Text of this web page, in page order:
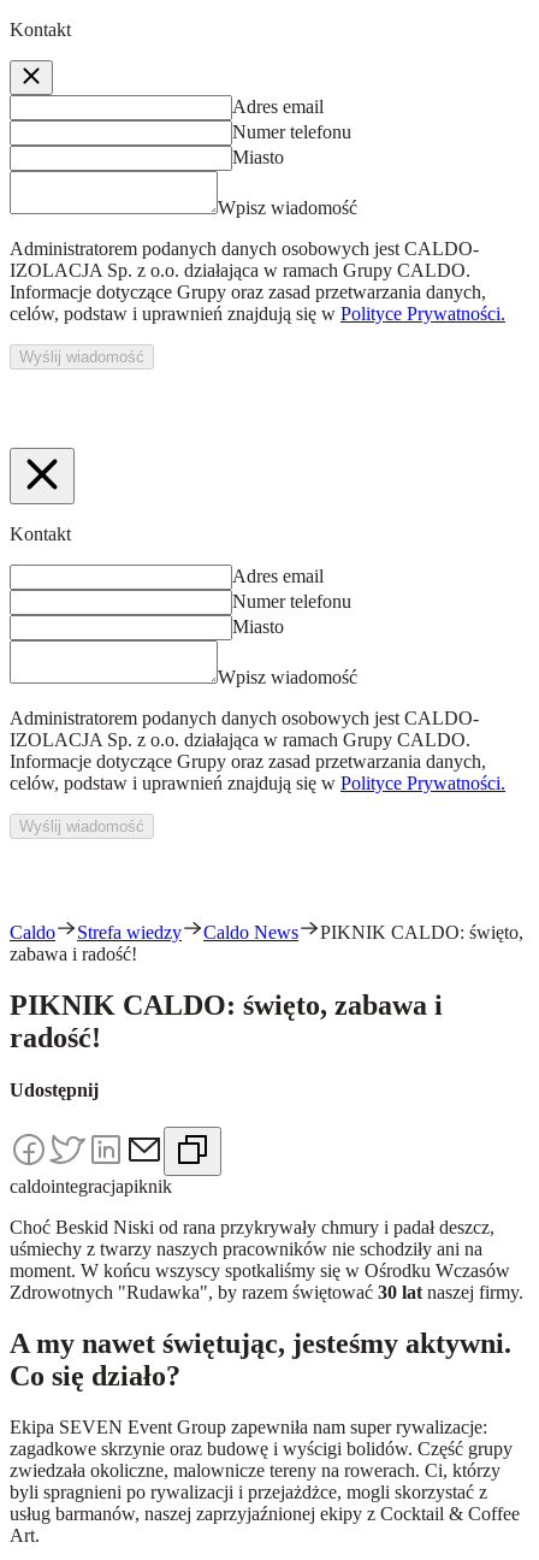
Kontakt
Adres email
Numer telefonu
Miasto
Wpisz wiadomość
Administratorem podanych danych osobowych jest CALDO-
IZOLACJA Sp. z o.o. działająca w ramach Grupy CALDO.
Informacje dotyczące Grupy oraz zasad przetwarzania danych,
celów, podstaw i uprawnień znajdują się w Polityce Prywatności.
Wyślij wiadomość
Kontakt
Adres email
Numer telefonu
Miasto
Wpisz wiadomość
Administratorem podanych danych osobowych jest CALDO-
IZOLACJA Sp. z o.o. działająca w ramach Grupy CALDO.
Informacje dotyczące Grupy oraz zasad przetwarzania danych,
celów, podstaw i uprawnień znajdują się w Polityce Prywatności.
Wyślij wiadomość
Caldo Strefa wiedzy Caldo News
PIKNIK CALDO: święto,
zabawa i radość!
PIKNIK CALDO: święto, zabawa i
radość!
Udostępnij
caldointegracjapiknik
Choć Beskid Niski od rana przykrywały chmury i padał deszcz,
uśmiechy z twarzy naszych pracowników nie schodziły ani na
moment. W końcu wszyscy spotkaliśmy się w Ośrodku Wczasów
Zdrowotnych "Rudawka", by razem świętować 30 latnaszej firmy.
A my nawet świętując, jesteśmy aktywni.
Co się działo?
Ekipa SEVEN Event Group zapewniła nam super rywalizacje:
zagadkowe skrzynie oraz budowę i wyścigi bolidów. Część grupy
zwiedzała okoliczne, malownicze tereny na rowerach. Ci, którzy
byli spragnieni po rywalizacji i przejażdżce, mogli skorzystać z
usług barmanów, naszej zaprzyjaźnionej ekipy z Cocktail & Coffee
Art.